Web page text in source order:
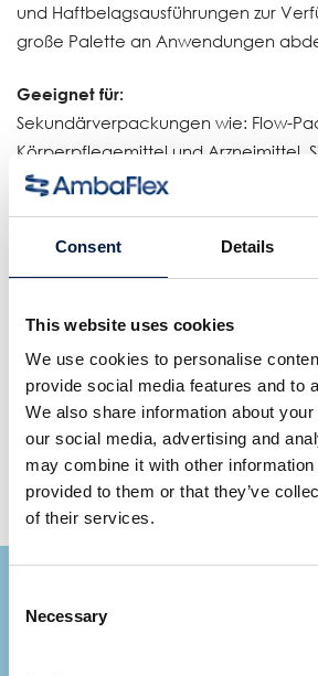
Consent Details
This website uses cookies
We use cookies to personalise
provide social media features and to
We also share information about
our social media, advertising and
may combine it with other information
provided to them or that they’ve
of their services.
Selection
Necessary
und Haftbelagsausführungen zur
große Palette an Anwendungen
Geeignet für:
Sekundärverpackungen wie: Flow-
Körperpflegemittel und Arzneimittel.
handling wie: Flaschen, Dosen und
Bandbreite: 100, 140 or 200 mm
Belastung: pro Band, bis zu 50
Geschwindigkeit: bis zu 60 m/
Höhenförderung: nahezu
bis zu pro Antriebssystem 15 m |
Förderbandlänge: bis zu pro